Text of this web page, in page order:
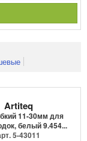
Artiteq
11-30мм для
белый 9.454...
5-43011